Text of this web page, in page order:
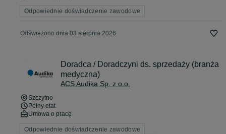
Odpowiednie doświadczenie zawodowe
Odświeżono dnia 03 sierpnia 2026
Doradca / Doradczyni ds. sprzedaży (branża
medyczna)
ACS Audika Sp. z o.o.
Szczytno
Pełny etat
Umowa o pracę
Odpowiednie doświadczenie zawodowe